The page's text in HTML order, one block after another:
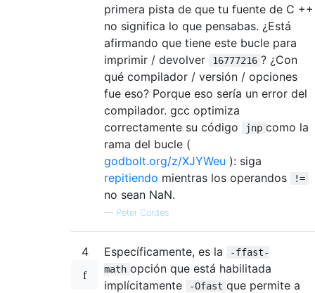
primera pista de que tu fuente de C ++
no significa lo que pensabas. ¿Está
afirmando que tiene este bucle para
imprimir / devolver
16777216 ? ¿Con
qué compilador / versión / opciones
fue eso? Porque eso sería un error del
compilador. gcc optimiza
correctamente su código
jnp como la
rama del bucle (
godbolt.org/z/XJYWeu ): siga
repitiendo mientras los operandos !=
no sean NaN.
— Peter Cordes
4 Específicamente, es la
-ffast-
math opción que está habilitada
implícitamente
-Ofast que permite a